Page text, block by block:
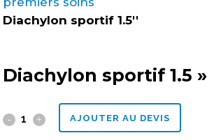
Diachylon sportif 1.5''
Diachylon sportif 1.5 »
Diachylon
AJOUTER AU DEVIS